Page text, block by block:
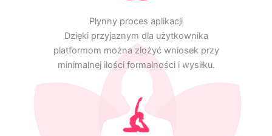
Płynny proces aplikacji
Dzięki przyjaznym dla użytkownika
platformom można złożyć wniosek przy
minimalnej ilości formalności i wysiłku.